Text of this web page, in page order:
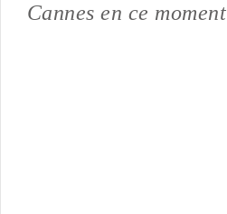
Cannes en ce moment